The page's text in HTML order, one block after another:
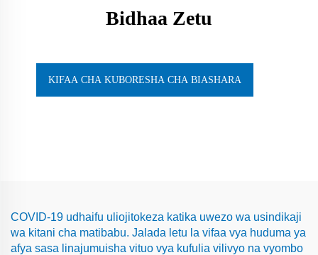
Bidhaa Zetu
KIFAA CHA KUBORESHA CHA BIASHARA
COVID-19 udhaifu uliojitokeza katika uwezo wa usindikaji
wa kitani cha matibabu. Jalada letu la vifaa vya huduma ya
afya sasa linajumuisha vituo vya kufulia vilivyo na vyombo